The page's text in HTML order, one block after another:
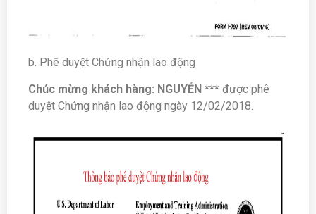
b. Phê duyệt Chứng nhận lao động
Chúc mừng khách hàng: NGUYỄN *** được phê
duyệt Chứng nhận lao động ngày 12/02/2018.